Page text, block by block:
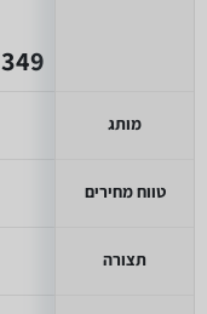
מותג
טווח מחירים
תצורה
349